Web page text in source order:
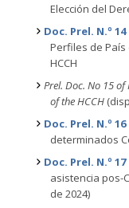
Elección del
Doc. Prel. N.º
Perfiles de
HCCH
Prel. Doc. No 15
of the HCCH
Doc. Prel. N.º
determinados
Doc. Prel. N.º
asistencia pos-
de 2024)